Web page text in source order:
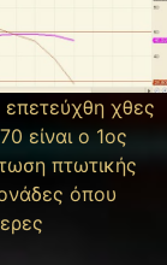
χθες
είναι ο 1ος
πτωτικής
όπου